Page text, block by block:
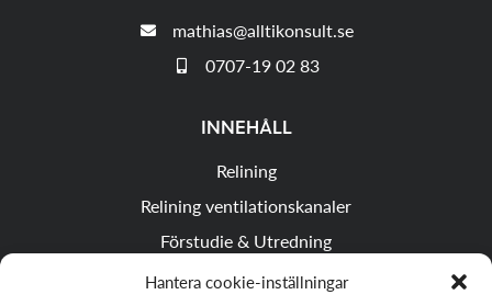
Hantera cookie-inställningar
mathias@alltikonsult.se
0707-19 02 83
INNEHÅLL
Relining
Relining ventilationskanaler
Förstudie & Utredning
Underlag & Upphandling